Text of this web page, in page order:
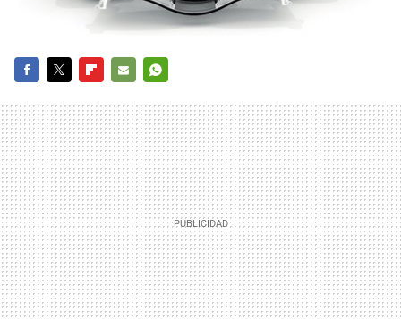
MAIL